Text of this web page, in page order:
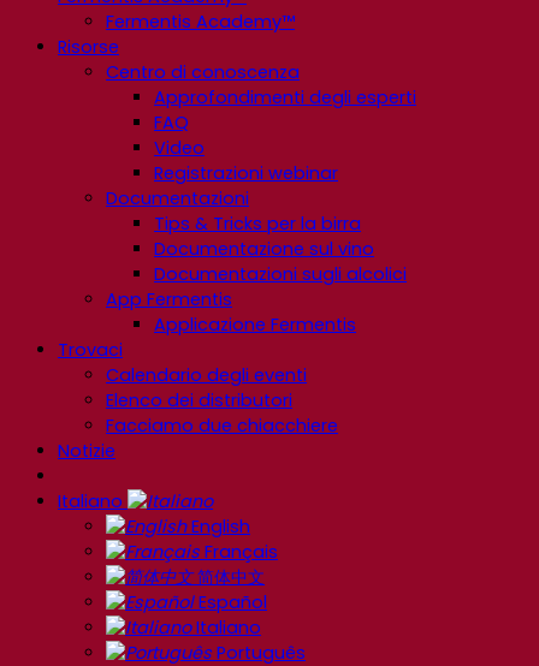
Fermentis Academy™
Risorse
Centro di conoscenza
Approfondimenti degli esperti
FAQ
Video
Registrazioni webinar
Documentazioni
Tips & Tricks per la birra
Documentazione sul vino
Documentazioni sugli alcolici
App Fermentis
Applicazione Fermentis
Trovaci
Calendario degli eventi
Elenco dei distributori
Facciamo due chiacchiere
Notizie
Italiano
English
Français
简体中文
Español
Italiano
Português